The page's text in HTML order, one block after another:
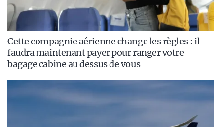
Cette compagnie aérienne change les règles : il
faudra maintenant payer pour ranger votre
bagage cabine au dessus de vous